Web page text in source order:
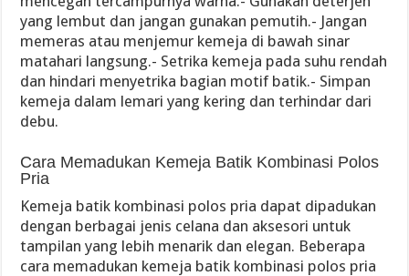
yang lembut dan jangan gunakan pemutih.- Jangan
memeras atau menjemur kemeja di bawah sinar
matahari langsung.- Setrika kemeja pada suhu rendah
dan hindari menyetrika bagian motif batik.- Simpan
kemeja dalam lemari yang kering dan terhindar dari
debu.
Cara Memadukan Kemeja Batik Kombinasi Polos
Pria
Kemeja batik kombinasi polos pria dapat dipadukan
dengan berbagai jenis celana dan aksesori untuk
tampilan yang lebih menarik dan elegan. Beberapa
cara memadukan kemeja batik kombinasi polos pria